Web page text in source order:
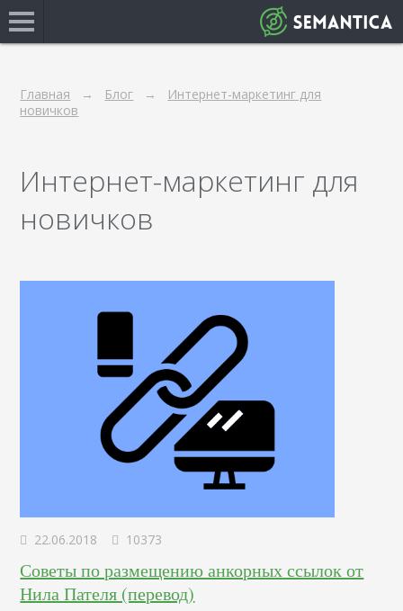
Главная Блог
Интернет-маркетинг для
новичков
Интернет-маркетинг для
новичков
22.06.2018 10373
Советы по размещению анкорных ссылок от
Нила Пателя (перевод)